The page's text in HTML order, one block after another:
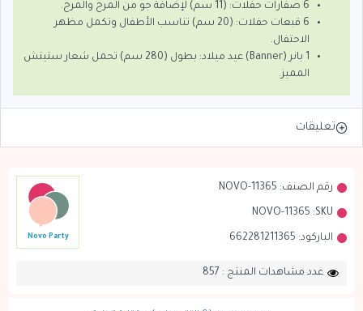
رقم الصنف: NOVO-11365
SKU:
NOVO-11365
الباركود: 662281211365
Novo Party
عدد مشاهدات المنتج : 857
6 صفارات حفلات: (11 سم) لإضافة جو من المرح والمرح.
6 قبعات حفلات: (20 سم) تناسب الأطفال وتكمل مظهر
الاحتفال.
1 بانر (Banner) عيد ميلاد: بطول (280 سم) تحمل شعار ستيتش
المميز.
تعليقات